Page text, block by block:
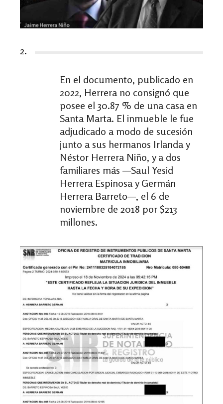
2.
En el documento, publicado en
2022, Herrera no consignó que
posee el 30.87 % de una casa en
Santa Marta. El inmueble le fue
adjudicado a modo de sucesión
junto a sus hermanos Irlanda y
Néstor Herrera Niño, y a dos
familiares más —Saul Yesid
Herrera Espinosa y Germán
Herrera Barreto—, el 6 de
noviembre de 2018 por $213
millones.